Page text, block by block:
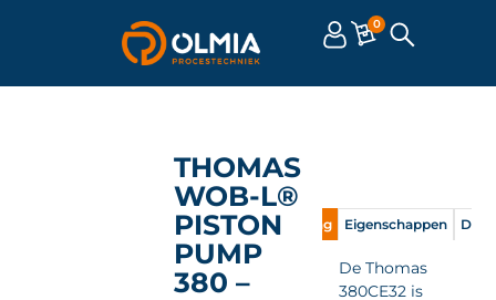
0
THOMAS
WOB-L®
PISTON
PUMP
380 –
Omschrijving Eigenschappen
De Thomas
380CE32 is